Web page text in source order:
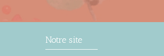
Notre site